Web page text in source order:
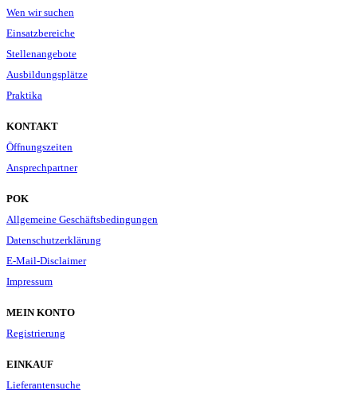
Wen wir suchen
Einsatzbereiche
Stellenangebote
Ausbildungsplätze
Praktika
KONTAKT
Öffnungszeiten
Ansprechpartner
POK
Allgemeine Geschäftsbedingungen
Datenschutzerklärung
E-Mail-Disclaimer
Impressum
MEIN KONTO
Registrierung
EINKAUF
Lieferantensuche